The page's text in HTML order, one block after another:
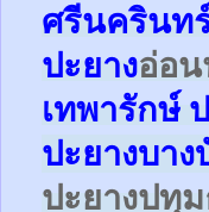
ศรีนครินท
ปะยางอ่อ
เทพารักษ์
ปะยางบา
ปะยางปทุม